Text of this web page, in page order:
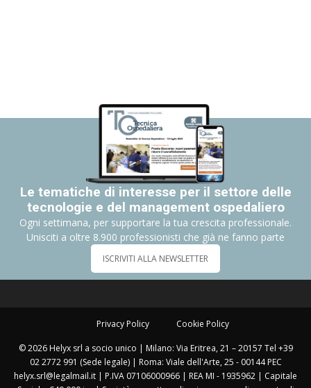
Le tematiche di interesse per il settore delle
tecnologie e del management ospedaliero
Ogni settimana, per supportare la tua crescita professionale.
Unisciti a oltre 8.900 professionisti che già ne fanno parte
ISCRIVITI ALLA NEWSLETTER
Privacy Policy Cookie Policy
© 2026 Helyx srl a socio unico | Milano: Via Eritrea, 21 – 20157 Tel +39
02 2772 991 (Sede legale) | Roma: Viale dell'Arte, 25 - 00144 PEC
helyx.srl@legalmail.it | P.IVA 07106000966 | REA MI - 1935962 | Capitale